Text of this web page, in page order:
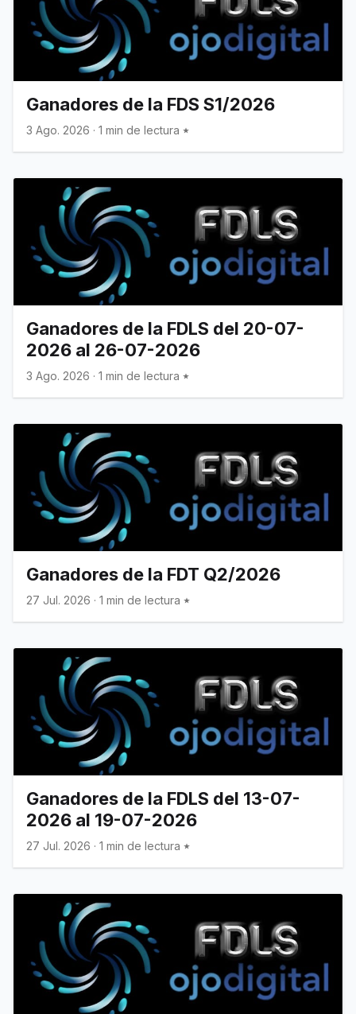
Ganadores de la FDS S1/2026
3 Ago. 2026 · 1 min de lectura
Ganadores de la FDLS del 20-07-
2026 al 26-07-2026
3 Ago. 2026 · 1 min de lectura
Ganadores de la FDT Q2/2026
27 Jul. 2026 · 1 min de lectura
Ganadores de la FDLS del 13-07-
2026 al 19-07-2026
27 Jul. 2026 · 1 min de lectura